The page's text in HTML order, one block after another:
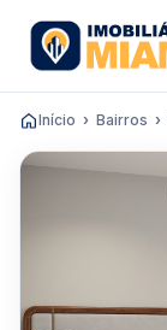
Início Bairros